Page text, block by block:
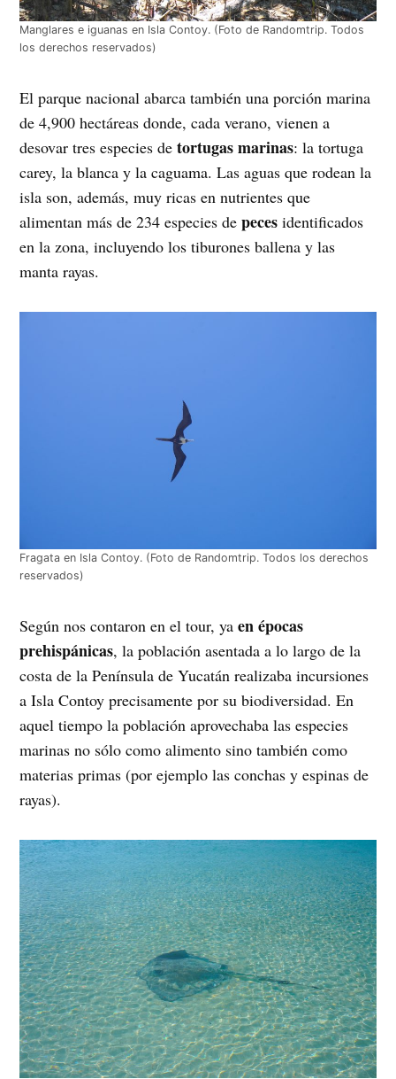
Manglares e iguanas en Isla Contoy. (Foto de Randomtrip. Todos
los derechos reservados)
El parque nacional abarca también una porción marina
de 4,900 hectáreas donde, cada verano, vienen a
desovar tres especies detortugas marinas: la tortuga
carey, la blanca y la caguama. Las aguas que rodean la
isla son, además, muy ricas en nutrientes que
alimentan más de 234 especies depeces identificados
en la zona, incluyendo los tiburones ballena y las
manta rayas.
Fragata en Isla Contoy. (Foto de Randomtrip. Todos los derechos
reservados)
Según nos contaron en el tour, ya en épocas
prehispánicas, la población asentada a lo largo de la
costa de la Península de Yucatán realizaba incursiones
a Isla Contoy precisamente por su biodiversidad. En
aquel tiempo la población aprovechaba las especies
marinas no sólo como alimento sino también como
materias primas (por ejemplo las conchas y espinas de
rayas).